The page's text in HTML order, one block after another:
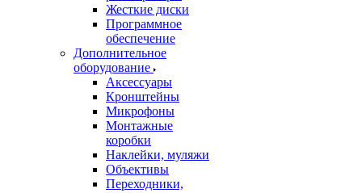
Жесткие диски
Программное
обеспечение
Дополнительное
оборудование
Аксессуары
Кронштейны
Микрофоны
Монтажные
коробки
Наклейки, муляжи
Объективы
Переходники,